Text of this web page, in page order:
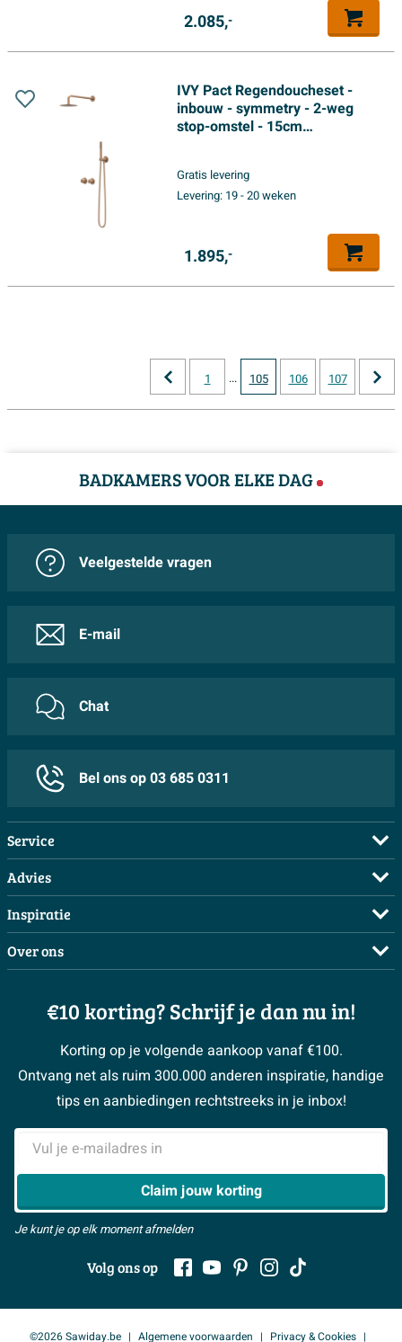
2.085,-
IVY Pact Regendoucheset -
inbouw - symmetry - 2-weg
stop-omstel - 15cm
uitlaat - 150cm doucheslang -
staafmodel handdouche -
Gratis levering
Levering: 19 - 20 weken
1.895,-
1 ... 105 106 107
BADKAMERS VOOR ELKE DAG
Veelgestelde vragen
E-mail
Chat
Bel ons op 03 685 0311
Service
Veelgestelde vragen
Bestellen
Betalen
Bezorgen / afhalen
Garantie / klachten
Reviewbeleid
> Naar de klantenservice
Advies
Maak een afspraak
Doe de offerte check
3D tekening maken
Klustips
Klusadvies
> Alle adviesmogelijkheden
Inspiratie
Complete badkamers
Complete toiletruimtes
Moodboards
Magazine
#MySawiday
> Naar inspiratie
Over ons
Over Sawiday
Vacatures
Sawiday PRO
BeCommerce
Samenwerken
> Alles over showrooms
€10 korting? Schrijf je dan nu in!
Korting op je volgende aankoop vanaf €100.
Ontvang net als ruim 300.000 anderen inspiratie, handige
tips en aanbiedingen rechtstreeks in je inbox!
E-mailadres
Claim jouw korting
Je kunt je op elk moment afmelden
Volg ons op
©2026 Sawiday.be Algemene voorwaarden Privacy & Cookies